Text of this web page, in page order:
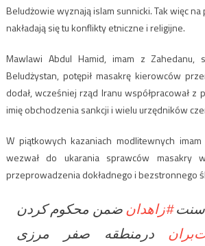
Beludżowie wyznają islam sunnicki. Tak więc
nakładają się tu konflikty etniczne i religijne.
Mawlawi Abdul Hamid, imam z Zahedanu,
Beludżystan, potępił masakrę kierowców
dodał, wcześniej rząd Iranu współpracował z
imię obchodzenia sankcji i wielu urzędników
W piątkowych kazaniach modlitewnych
wezwał do ukarania sprawców masakry
przeprowadzenia dokładnego i bezstronnego
سنت#زاهدانضمن محکوم کردن
درمنطقه صفر مرزی